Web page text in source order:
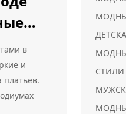
в
и